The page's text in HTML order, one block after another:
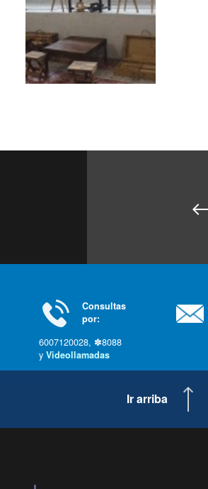
Consultas
por:
6007120028, ✽8088
y Videollamadas
Ir arriba